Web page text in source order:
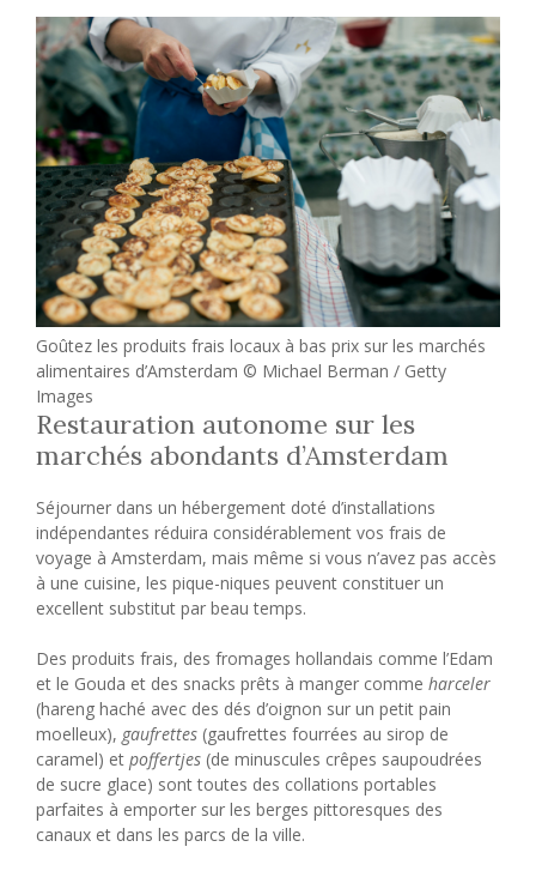
Goûtez les produits frais locaux à bas prix sur les marchés
alimentaires d’Amsterdam © Michael Berman / Getty
Images
Restauration autonome sur les
marchés abondants d’Amsterdam
Séjourner dans un hébergement doté d’installations
indépendantes réduira considérablement vos frais de
voyage à Amsterdam, mais même si vous n’avez pas accès
à une cuisine, les pique-niques peuvent constituer un
excellent substitut par beau temps.
Des produits frais, des fromages hollandais comme l’Edam
et le Gouda et des snacks prêts à manger comme harceler
(hareng haché avec des dés d’oignon sur un petit pain
moelleux), gaufrettes (gaufrettes fourrées au sirop de
caramel) et poffertjes (de minuscules crêpes saupoudrées
de sucre glace) sont toutes des collations portables
parfaites à emporter sur les berges pittoresques des
canaux et dans les parcs de la ville.